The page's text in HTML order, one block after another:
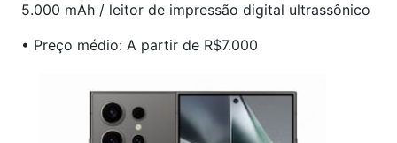
5.000 mAh / leitor de impressão digital ultrassônico
• Preço médio: A partir de R$7.000